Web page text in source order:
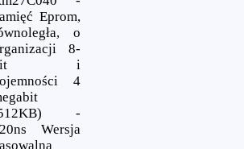
Eprom,
o
8-
i
4
-
Wersja